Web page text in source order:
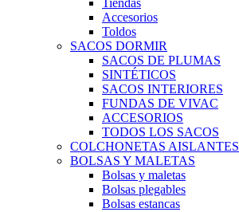
Tiendas
Accesorios
Toldos
SACOS DORMIR
SACOS DE PLUMAS
SINTÉTICOS
SACOS INTERIORES
FUNDAS DE VIVAC
ACCESORIOS
TODOS LOS SACOS
COLCHONETAS AISLANTES
BOLSAS Y MALETAS
Bolsas y maletas
Bolsas plegables
Bolsas estancas